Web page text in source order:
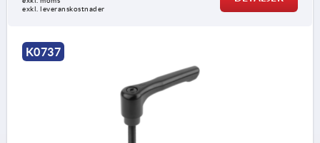
exkl. leveranskostnader
K0737